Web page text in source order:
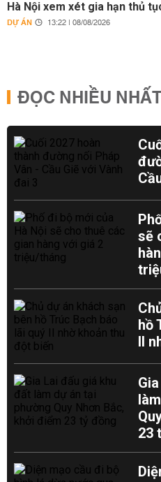
Hà Nội xem xét gia hạn thủ
DỰ ÁN 13:22 | 08/08/2026
ĐỌC NHIỀU
sẽ
hồ
II
23